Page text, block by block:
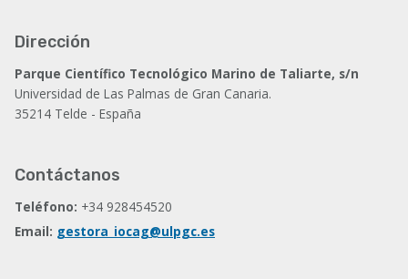
Dirección
Parque Científico Tecnológico Marino de Taliarte, s/n
Universidad de Las Palmas de Gran Canaria.
35214 Telde - España
Contáctanos
Teléfono: +34 928454520
Email: gestora_iocag@ulpgc.es